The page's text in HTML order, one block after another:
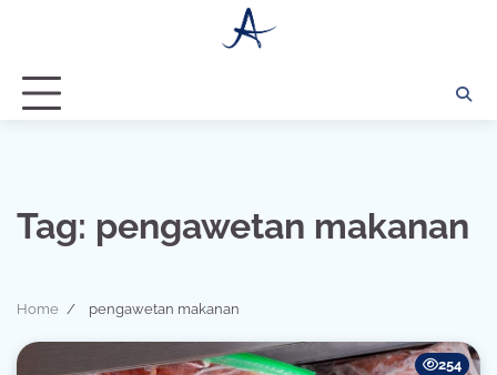
Tag: pengawetan makanan
Home pengawetan makanan
254